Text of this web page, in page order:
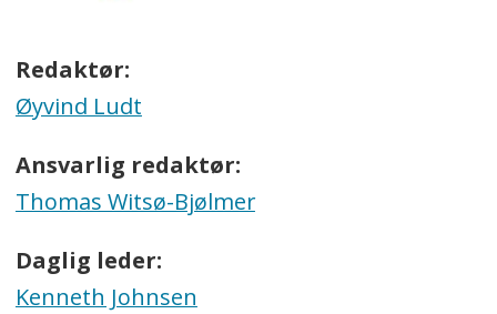
Redaktør:
Øyvind Ludt
Ansvarlig redaktør:
Thomas Witsø-Bjølmer
Daglig leder:
Kenneth Johnsen